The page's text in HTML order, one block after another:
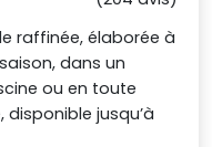
raffinée, élaborée à
dans un
ou en toute
jusqu’à